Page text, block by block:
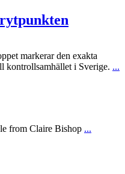
markerar den exakta
kontrollsamhället i Sverige. ...
from Claire Bishop ...